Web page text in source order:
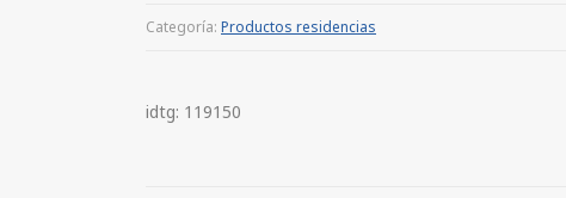
Categoría: Productos residencias
idtg: 119150